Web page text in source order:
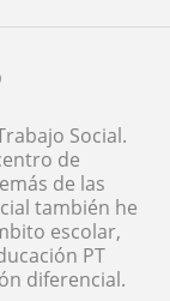
Social.
de
de las
también he
escolar,
PT
diferencial.